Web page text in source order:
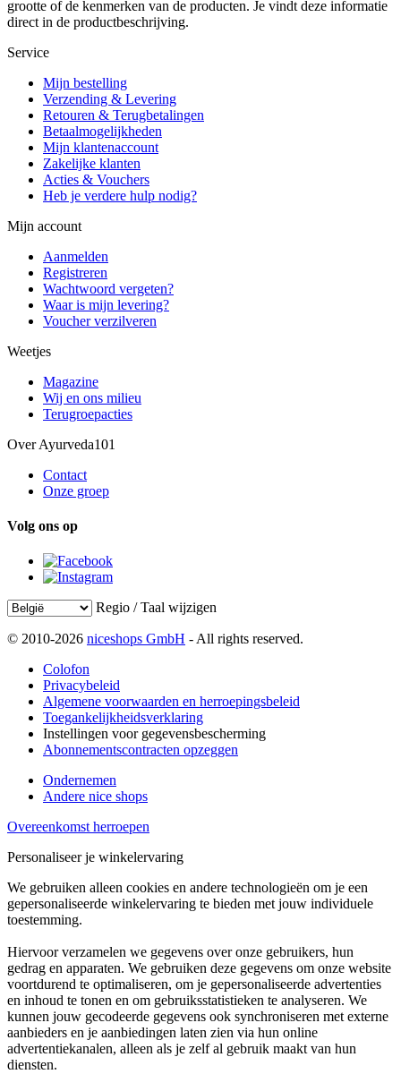
grootte of de kenmerken van de producten. Je vindt deze informatie
direct in de productbeschrijving.
Service
Mijn bestelling
Verzending & Levering
Retouren & Terugbetalingen
Betaalmogelijkheden
Mijn klantenaccount
Zakelijke klanten
Acties & Vouchers
Heb je verdere hulp nodig?
Mijn account
Aanmelden
Registreren
Wachtwoord vergeten?
Waar is mijn levering?
Voucher verzilveren
Weetjes
Magazine
Wij en ons milieu
Terugroepacties
Over Ayurveda101
Contact
Onze groep
Volg ons op
Regio / Taal wijzigen
© 2010-2026 niceshops GmbH - All rights reserved.
Colofon
Privacybeleid
Algemene voorwaarden en herroepingsbeleid
Toegankelijkheidsverklaring
Instellingen voor gegevensbescherming
Abonnementscontracten opzeggen
Ondernemen
Andere nice shops
Overeenkomst herroepen
Personaliseer je winkelervaring
We gebruiken alleen cookies en andere technologieën om je een
gepersonaliseerde winkelervaring te bieden met jouw individuele
toestemming.
Hiervoor verzamelen we gegevens over onze gebruikers, hun
gedrag en apparaten. We gebruiken deze gegevens om onze website
voortdurend te optimaliseren, om je gepersonaliseerde advertenties
en inhoud te tonen en om gebruiksstatistieken te analyseren. We
kunnen jouw gecodeerde gegevens ook synchroniseren met externe
aanbieders en je aanbiedingen laten zien via hun online
advertentiekanalen, alleen als je zelf al gebruik maakt van hun
diensten.